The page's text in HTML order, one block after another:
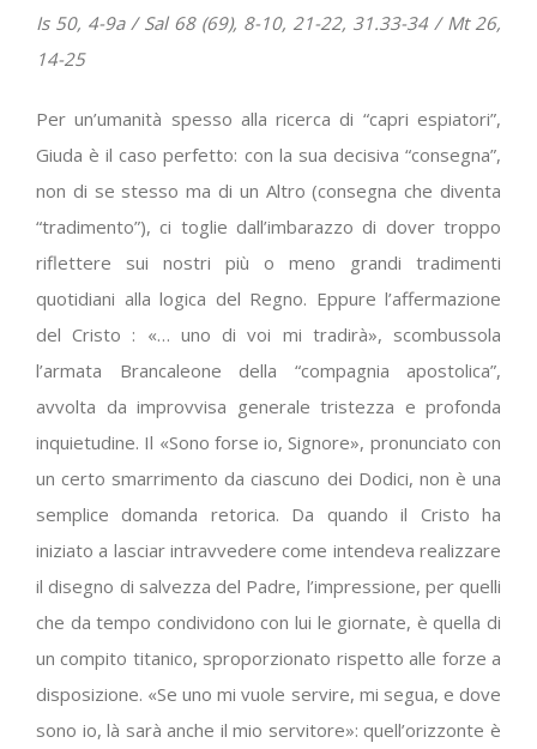
Is 50, 4-9a / Sal 68 (69), 8-10, 21-22, 31.33-34 / Mt 26,
14-25
Per un’umanità spesso alla ricerca di “capri espiatori”,
Giuda è il caso perfetto: con la sua decisiva “consegna”,
non di se stesso ma di un Altro (consegna che diventa
“tradimento”), ci toglie dall’imbarazzo di dover troppo
riflettere sui nostri più o meno grandi tradimenti
quotidiani alla logica del Regno. Eppure l’affermazione
del Cristo : «… uno di voi mi tradirà», scombussola
l’armata Brancaleone della “compagnia apostolica”,
avvolta da improvvisa generale tristezza e profonda
inquietudine. Il «Sono forse io, Signore», pronunciato con
un certo smarrimento da ciascuno dei Dodici, non è una
semplice domanda retorica. Da quando il Cristo ha
iniziato a lasciar intravvedere come intendeva realizzare
il disegno di salvezza del Padre, l’impressione, per quelli
che da tempo condividono con lui le giornate, è quella di
un compito titanico, sproporzionato rispetto alle forze a
disposizione. «Se uno mi vuole servire, mi segua, e dove
sono io, là sarà anche il mio servitore»: quell’orizzonte è